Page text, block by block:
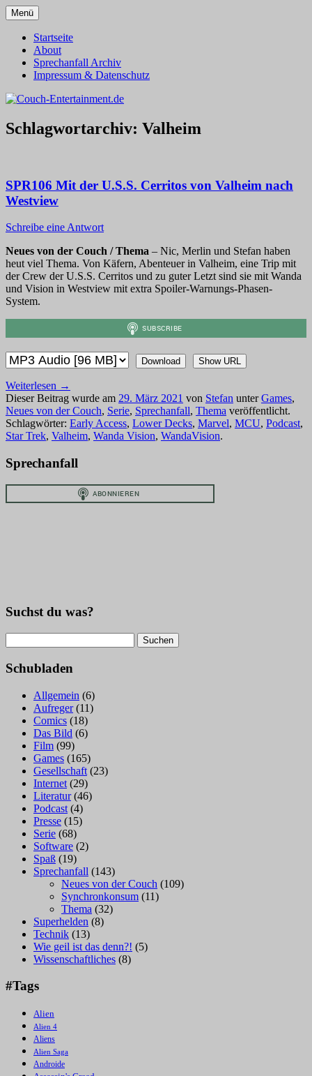
Zum
Inhalt
springen
Couch-Entertainment.de
Menü
Startseite
About
Sprechanfall Archiv
Impressum & Datenschutz
Schlagwortarchiv: Valheim
SPR106 Mit der U.S.S. Cerritos von Valheim nach
Westview
Schreibe eine Antwort
Neues von der Couch / Thema – Nic, Merlin und Stefan haben
heut viel Thema. Von Käfern, Abenteuer in Valheim, eine Trip mit
der Crew der U.S.S. Cerritos und zu guter Letzt sind sie mit Wanda
und Vision in Westview mit extra Spoiler-Warnungs-Phasen-
System.
Download Show URL
Weiterlesen →
Dieser Beitrag wurde am 29. März 2021 von Stefan unterGames,
Neues von der Couch, Serie, Sprechanfall, Thema veröffentlicht.
Schlagwörter: Early Access, Lower Decks, Marvel, MCU, Podcast,
Star Trek, Valheim, Wanda Vision, WandaVision.
Sprechanfall
Suchst du was?
nach:
Schubladen
Allgemein (6)
Aufreger(11)
Comics (18)
Das Bild (6)
Film (99)
Games (165)
Gesellschaft (23)
Internet (29)
Literatur(46)
Podcast (4)
Presse (15)
Serie (68)
Software (2)
Spaß (19)
Sprechanfall (143)
Neues von der Couch (109)
Synchronkonsum (11)
Thema (32)
Superhelden (8)
Technik (13)
Wie geil ist das denn?! (5)
Wissenschaftliches (8)
#Tags
Alien
Alien 4
Aliens
Alien Saga
Androide